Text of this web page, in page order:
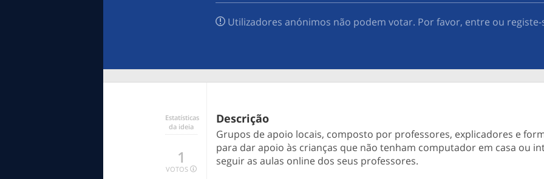
Utilizadores anónimos não podem votar. Por favor, entre ou registe-
Estatísticas
da ideia
1
VOTOS
Descrição
Grupos de apoio locais, composto por professores, explicadores e
para dar apoio às crianças que não tenham computador em casa ou
seguir as aulas online dos seus professores.